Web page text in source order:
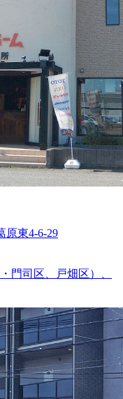
原東4-6-29
門司区、戸畑区）、